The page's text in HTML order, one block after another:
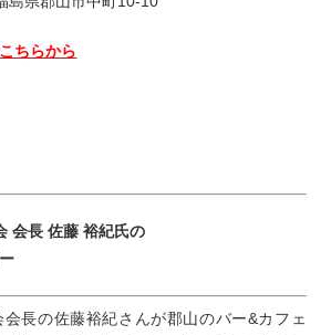
ちらから
会長 佐藤 裕紀氏の
長の佐藤裕紀さんが郡山のバー&カフェ